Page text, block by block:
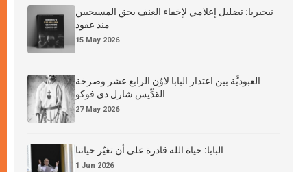
نيجيريا: تضليل إعلامي لإخفاء العنف بحق المسيحيين
منذ عقود
15 May 2026
العبوديَّة بين اعتذار البابا لاوُن الرابع عشر وصرخة
القدِّيس شارل دي فوكو
27 May 2026
البابا: حياة الله قادرة على أن تغيّر حياتنا
1 Jun 2026